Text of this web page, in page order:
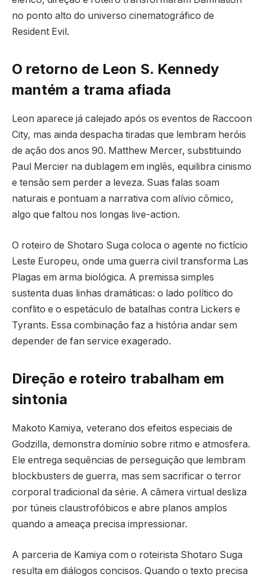
no ponto alto do universo cinematográfico de
Resident Evil.
O retorno de Leon S. Kennedy
mantém a trama afiada
Leon aparece já calejado após os eventos de Raccoon
City, mas ainda despacha tiradas que lembram heróis
de ação dos anos 90. Matthew Mercer, substituindo
Paul Mercier na dublagem em inglês, equilibra cinismo
e tensão sem perder a leveza. Suas falas soam
naturais e pontuam a narrativa com alívio cômico,
algo que faltou nos longas live-action.
O roteiro de Shotaro Suga coloca o agente no fictício
Leste Europeu, onde uma guerra civil transforma Las
Plagas em arma biológica. A premissa simples
sustenta duas linhas dramáticas: o lado político do
conflito e o espetáculo de batalhas contra Lickers e
Tyrants. Essa combinação faz a história andar sem
depender de fan service exagerado.
Direção e roteiro trabalham em
sintonia
Makoto Kamiya, veterano dos efeitos especiais de
Godzilla, demonstra domínio sobre ritmo e atmosfera.
Ele entrega sequências de perseguição que lembram
blockbusters de guerra, mas sem sacrificar o terror
corporal tradicional da série. A câmera virtual desliza
por túneis claustrofóbicos e abre planos amplos
quando a ameaça precisa impressionar.
A parceria de Kamiya com o roteirista Shotaro Suga
resulta em diálogos concisos. Quando o texto precisa